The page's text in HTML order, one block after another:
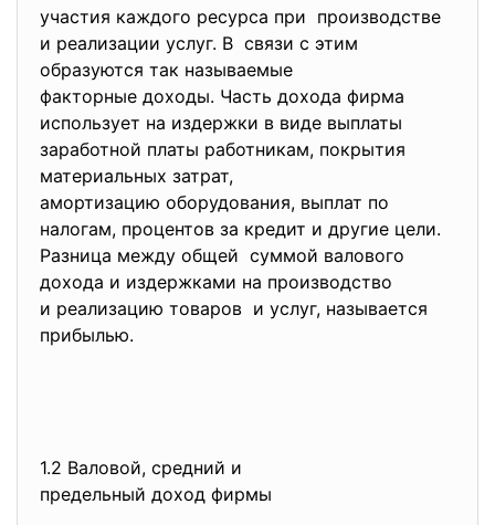
участия каждого ресурса при производстве
и реализации услуг. В связи с этим
образуются так называемые
факторные доходы. Часть дохода фирма
использует на издержки в виде выплаты
заработной платы работникам, покрытия
материальных затрат,
амортизацию оборудования, выплат по
налогам, процентов за кредит и другие цели.
Разница между общей суммой валового
дохода и издержками на производство
и реализацию товаров и услуг, называется
прибылью.
1.2 Валовой, средний и
предельный доход фирмы